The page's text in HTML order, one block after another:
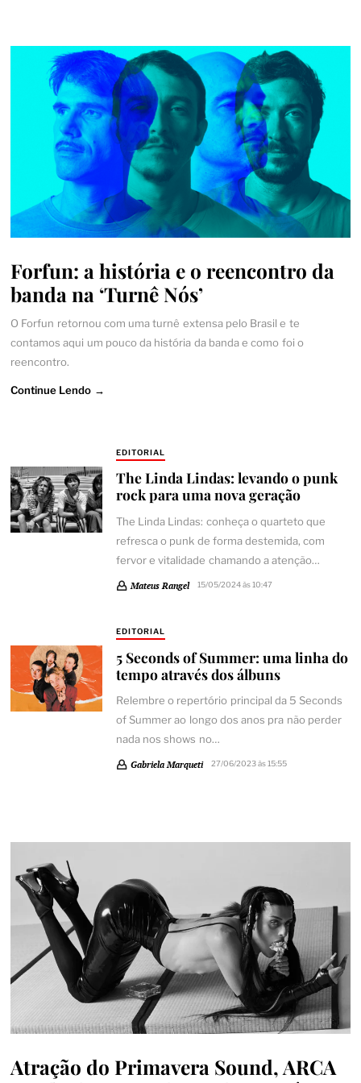
Forfun: a história e o reencontro da
banda na ‘Turnê Nós’
O Forfun retornou com uma turnê extensa pelo Brasil e te
contamos aqui um pouco da história da banda e como foi o
reencontro.
Continue Lendo →
EDITORIAL
The Linda Lindas: levando o punk
rock para uma nova geração
The Linda Lindas: conheça o quarteto que
refresca o punk de forma destemida, com
fervor e vitalidade chamando a atenção…
Mateus Rangel 15/05/2024 às 10:47
EDITORIAL
5 Seconds of Summer: uma linha do
tempo através dos álbuns
Relembre o repertório principal da 5 Seconds
of Summer ao longo dos anos pra não perder
nada nos shows no…
Gabriela Marqueti 27/06/2023 às 15:55
Atração do Primavera Sound, ARCA